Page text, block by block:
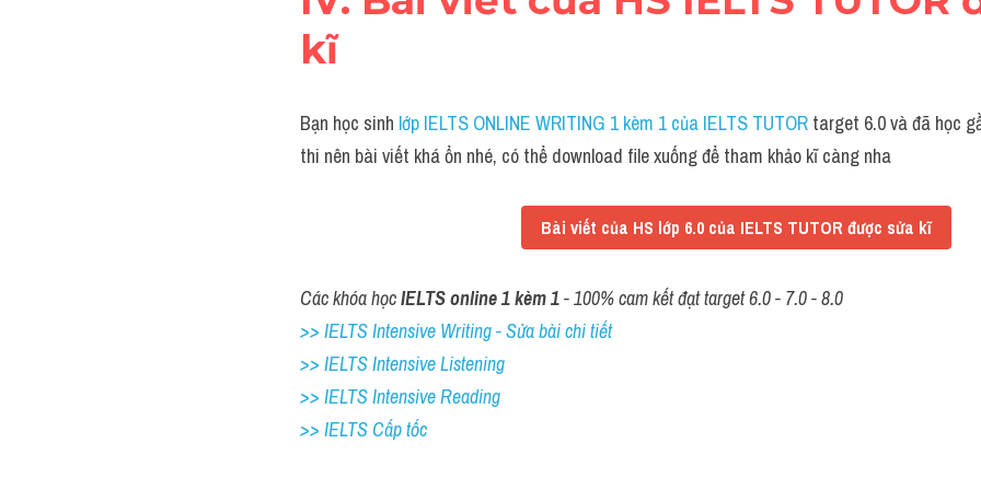
kĩ
Bạn học sinh lớp IELTS ONLINE WRITING 1 kèm 1 của IELTS TUTOR target 6.0 và đã học
thi nên bài viết khá ổn nhé, có thể download file xuống để tham khảo kĩ càng nha
Bài viết của HS lớp 6.0 của IELTS TUTOR được sửa kĩ
Các khóa học IELTS online 1 kèm 1 - 100% cam kết đạt target 6.0 - 7.0 - 8.0
>> IELTS Intensive Writing - Sửa bài chi tiết
>> IELTS Intensive Listening
>> IELTS Intensive Reading
>> IELTS Cấp tốc